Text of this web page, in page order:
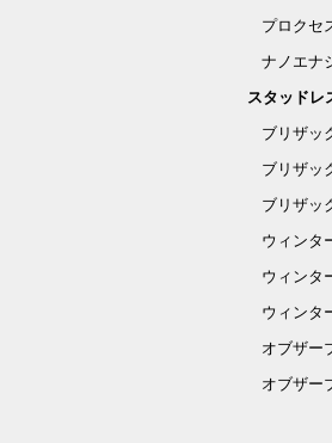
プロクセ
ナノエナ
スタッドレ
ブリザッ
ブリザッ
ブリザッ
ウィンタ
ウィンタ
ウィンタ
オブザー
オブザー